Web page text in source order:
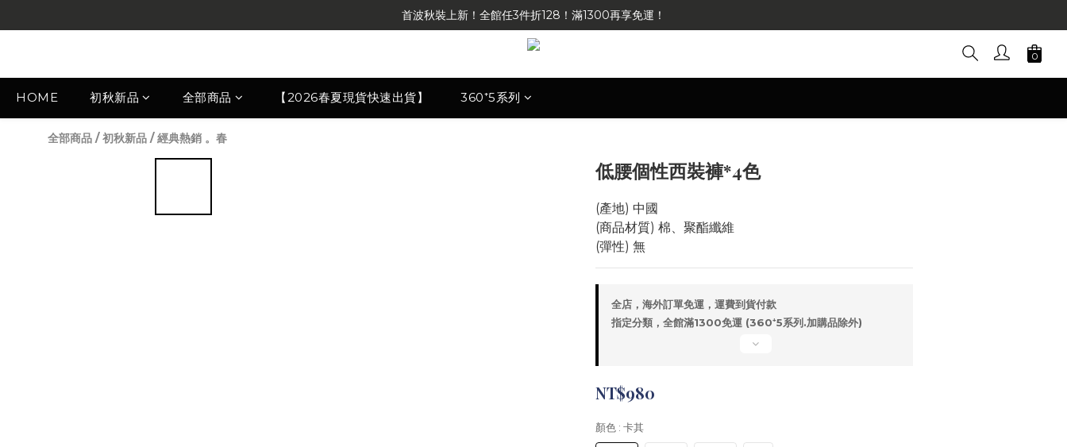
首波秋裝上新！全館任3件折128！滿1300再享免運！
HOME 初秋新品 全部商品 【2026春夏現貨快速出貨】 360⁺5系列
全部商品 /初秋新品 /經典熱銷 。春
低腰個性西裝褲*4色
(產地) 中國
(商品材質) 棉、聚酯纖維
(彈性) 無
全店，海外訂單免運，運費到貨付款
指定分類，全館滿1300免運 (360⁺5系列.加購品除外)
NT$980
顏色 : 卡其